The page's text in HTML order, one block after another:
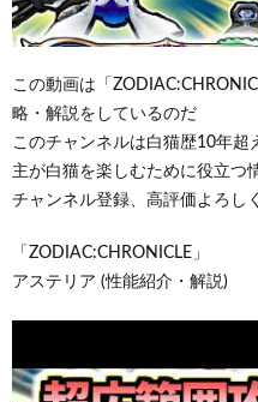
この動画は「
略・解説をしているのだ
このチャンネルは白猫歴10年
主が白猫を楽しむために役立つ
チャンネル登録、高評価よろし
「ZODIAC:CHRONICLE」
アステリア (性能紹介・解説)